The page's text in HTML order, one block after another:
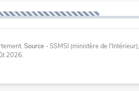
Source - SSMSI (ministère de
2026.